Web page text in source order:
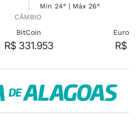
Min 24° | Máx 26°
CÂMBIO
BitCoin
R$ 331.953
Euro
R$